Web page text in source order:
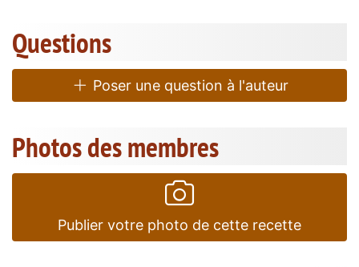
Questions
Poser une question à l'auteur
Photos des membres
Publier votre photo de cette recette